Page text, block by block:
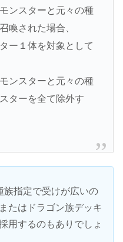
ンスターと元々の種
喚された場合、
ー１体を対象として
ンスターと元々の種
ターを全て除外す
族指定で受けが広いの
たはドラゴン族デッキ
用するのもありでしょ